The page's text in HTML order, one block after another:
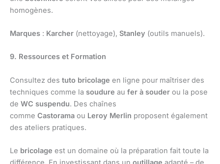
homogènes.
Marques : Karcher (nettoyage), Stanley (outils manuels).
9. Ressources et Formation
Consultez des tuto bricolage en ligne pour maîtriser des
techniques comme la soudure au fer à souder ou la pose
de WC suspendu. Des chaînes
comme Castorama ou Leroy Merlin proposent également
des ateliers pratiques.
Le bricolage est un domaine où la préparation fait toute la